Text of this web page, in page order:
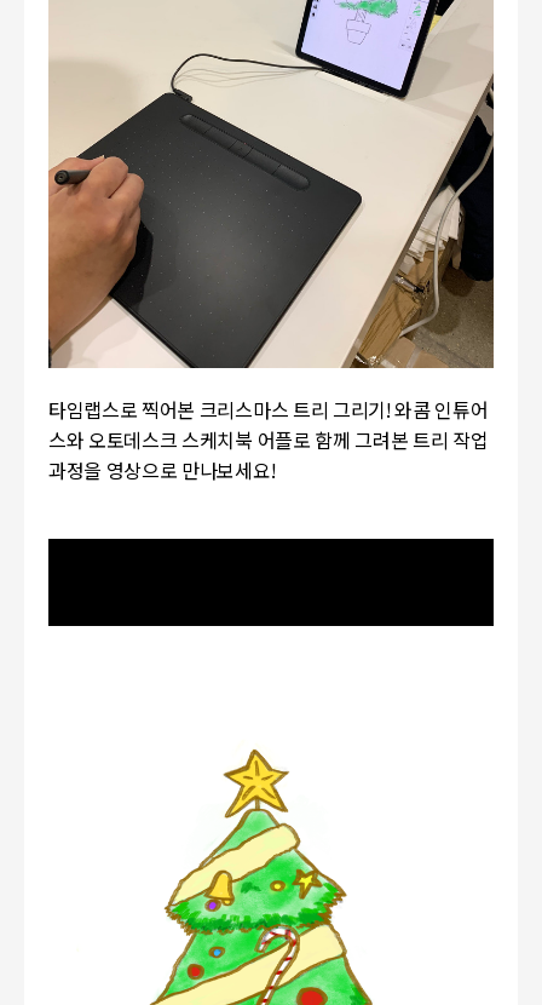
타임랩스로 찍어본 크리스마스 트리 그리기! 와콤 인튜어
스와 오토데스크 스케치북 어플로 함께 그려본 트리 작업
과정을 영상으로 만나보세요!